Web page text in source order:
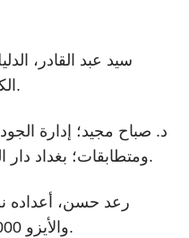
الكلية، الأردن، طبعة أولى، 1994.
ومتطابقات؛ بغداد دار النشر مكتبة السكندرونة، 2010.
والأيزو 14000، سوريا. طبعة أولى، 2001.